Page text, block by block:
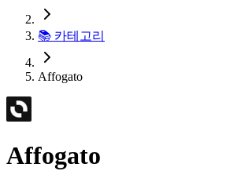
📚 카테고리
Affogato
Affogato